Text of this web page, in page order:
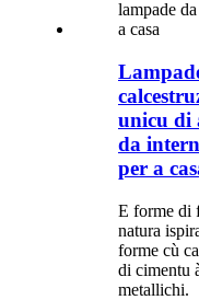
unicu di
da
per a
E forme di
natura
forme cù
di cimentu
metallichi.